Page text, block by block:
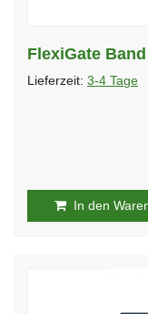
FlexiGate
Lieferzeit: 3-4 Tage
In den